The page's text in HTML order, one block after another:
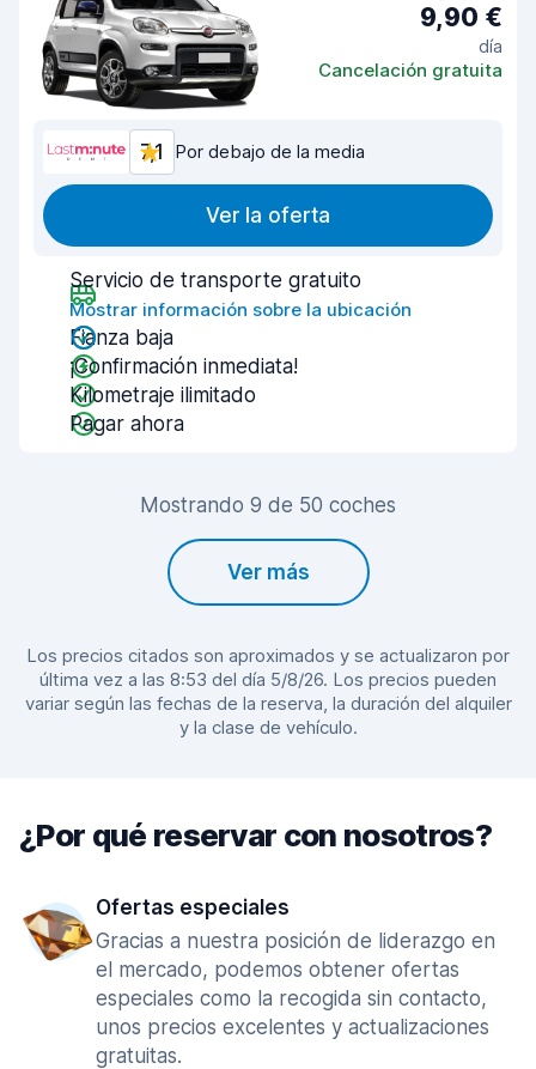
9,90 €
día
Cancelación gratuita
7,1 Por debajo de la media
Ver la oferta
Servicio de transporte gratuito
Mostrar información sobre la ubicación
Fianza baja
¡Confirmación inmediata!
Kilometraje ilimitado
Pagar ahora
Mostrando 9 de 50 coches
Ver más
Los precios citados son aproximados y se actualizaron por
última vez a las 8:53 del día 5/8/26. Los precios pueden
variar según las fechas de la reserva, la duración del alquiler
y la clase de vehículo.
¿Por qué reservar con nosotros?
Ofertas especiales
Gracias a nuestra posición de liderazgo en
el mercado, podemos obtener ofertas
especiales como la recogida sin contacto,
unos precios excelentes y actualizaciones
gratuitas.